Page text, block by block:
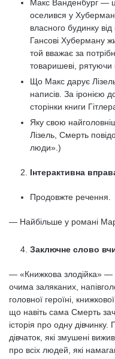
Макс Ванденбург —
оселився у
власного будинку
Гансові Хуберману
той вважає за
товаришеві, рятуючи
Що Макс дарує
написів. За іронією
сторінки книги
Яку свою
Лізель, Смерть
люди».)
Інтерактивна
Продовжте речення.
— Найбільше у романі
Заключне слово
— «Книжкова злодійка» —
очима заляканих,
головної героїні,
що навіть сама Смерть
історія про одну дівчинку.
дівчаток, які змушені
про всіх людей, які